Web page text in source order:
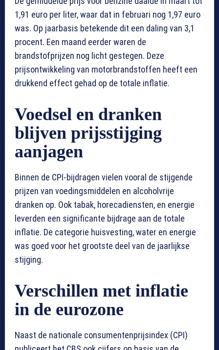
1,91 euro per liter, waar dat in februari nog 1,97 euro
was. Op jaarbasis betekende dit een daling van 3,1
procent. Een maand eerder waren de
brandstofprijzen nog licht gestegen. Deze
prijsontwikkeling van motorbrandstoffen heeft een
drukkend effect gehad op de totale inflatie.
Voedsel en dranken
blijven prijsstijging
aanjagen
Binnen de CPI-bijdragen vielen vooral de stijgende
prijzen van voedingsmiddelen en alcoholvrije
dranken op. Ook tabak, horecadiensten, en energie
leverden een significante bijdrage aan de totale
inflatie. De categorie huisvesting, water en energie
was goed voor het grootste deel van de jaarlijkse
stijging.
Verschillen met inflatie
in de eurozone
Naast de nationale consumentenprijsindex (CPI)